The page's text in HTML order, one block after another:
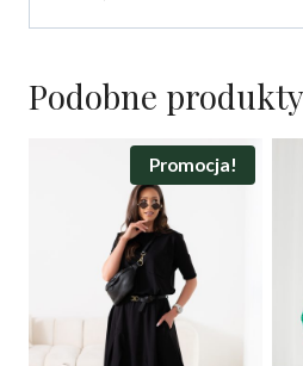
Podobne produkty
Promocja!